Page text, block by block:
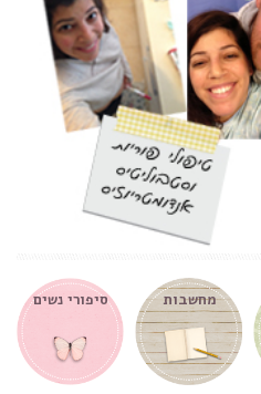
מחשבות סיפורי נשים